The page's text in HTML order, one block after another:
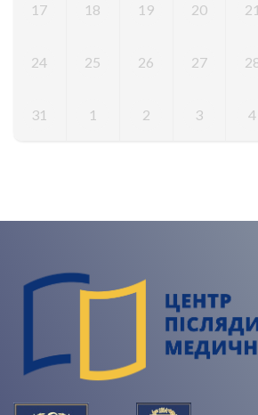
17 18 19 20 21
24 25 26 27
31 1 2 3 4